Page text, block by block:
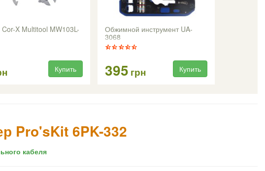
Cor-X Multitool MW103L-
Купить
Обжимной инструмент UA-
3068
395 грн Купить
Pro'sKit 6PK-332
кабеля